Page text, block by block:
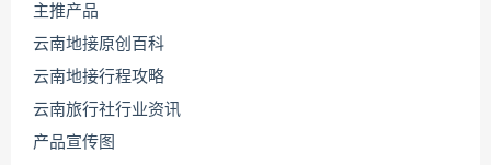
主推产品
云南地接原创百科
云南地接行程攻略
云南旅行社行业资讯
产品宣传图